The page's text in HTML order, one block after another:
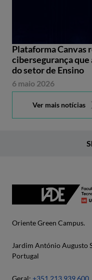
Plataforma Canvas
cibersegurança que
do setor de Ensino
6 maio 2026
Ver mais notícias
Oriente Green Campus.
Jardim António Augusto
Portugal
Geral: +351 213 939 600